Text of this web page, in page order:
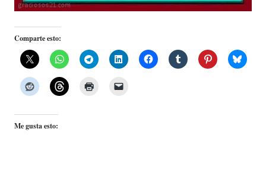
Comparte esto:
Me gusta esto: